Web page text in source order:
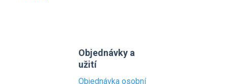
Objednávky a
užití
Objednávka osobní